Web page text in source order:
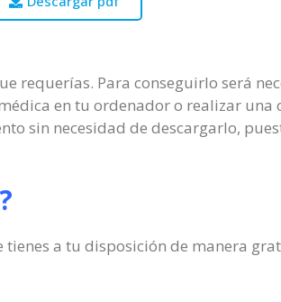
requerías. Para conseguirlo será
en tu ordenador o realizar una
sin necesidad de descargarlo,
a tu disposición de manera